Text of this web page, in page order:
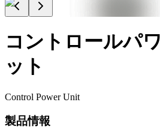
コントロールパ
ット
Control Power Unit
製品情報